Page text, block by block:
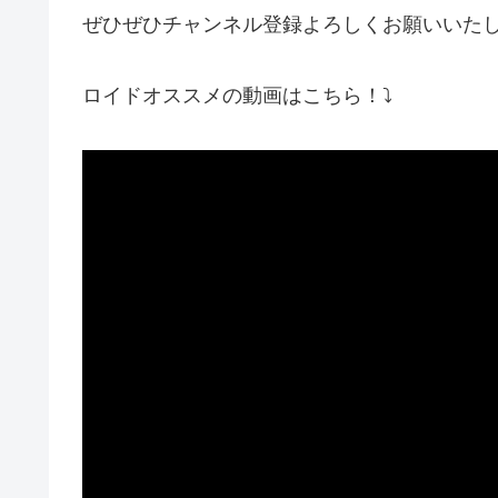
ぜひぜひチャンネル登録よろしくお願いいた
ロイドオススメの動画はこちら！⤵︎